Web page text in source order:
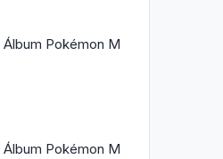
Álbum Pokémon M
Álbum Pokémon M